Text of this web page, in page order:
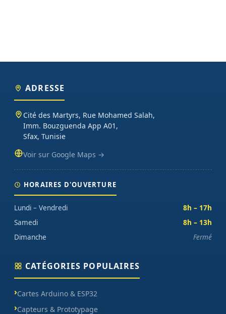
ADRESSE
Cité des Martyrs, Rue Mohamed Salah,
Imm. Bouzguenda App A01,
Sfax, Tunisie
Voir sur Google Maps →
HORAIRES D'OUVERTURE
Lundi – Vendredi
8h – 17h
Samedi
8h – 13h
Dimanche
Fermé
CATÉGORIES POPULAIRES
Cartes Arduino & ESP32
Capteurs & Prototypage